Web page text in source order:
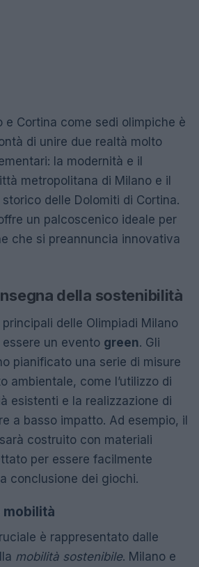
e Cortina come sedi olimpiche è
di unire due realtà molto
la modernità e il
metropolitana di Milano e il
delle Dolomiti di Cortina.
un palcoscenico ideale per
che si preannuncia innovativa
della sostenibilità
delle Olimpiadi Milano
un evento green. Gli
pianificato una serie di misure
ambientale, come l’utilizzo di
esistenti e la realizzazione di
a basso impatto. Ad esempio, il
costruito con materiali
per essere facilmente
conclusione dei giochi.
è rappresentato dalle
mobilità sostenibile. Milano e